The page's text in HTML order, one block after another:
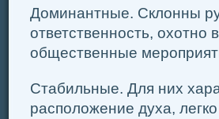
Доминантные. Склонны
ответственность, охотно
общественные
Стабильные. Для них
расположение духа,